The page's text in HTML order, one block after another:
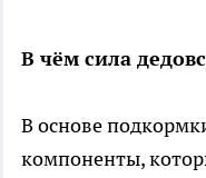
В чём сила
В основе
компоненты,